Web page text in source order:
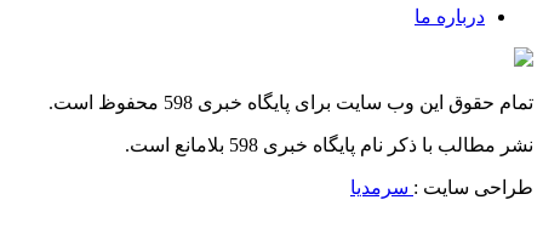
درباره ما
تمام حقوق این وب سایت برای پایگاه خبری 598 محفوظ است.
نشر مطالب با ذکر نام پایگاه خبری 598 بلامانع است.
طراحی سایت : سرمدیا